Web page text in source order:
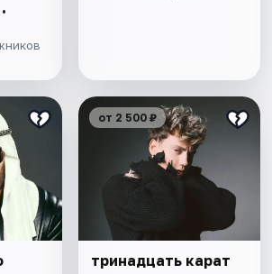
от 2 500 ₽
тринадцать карат